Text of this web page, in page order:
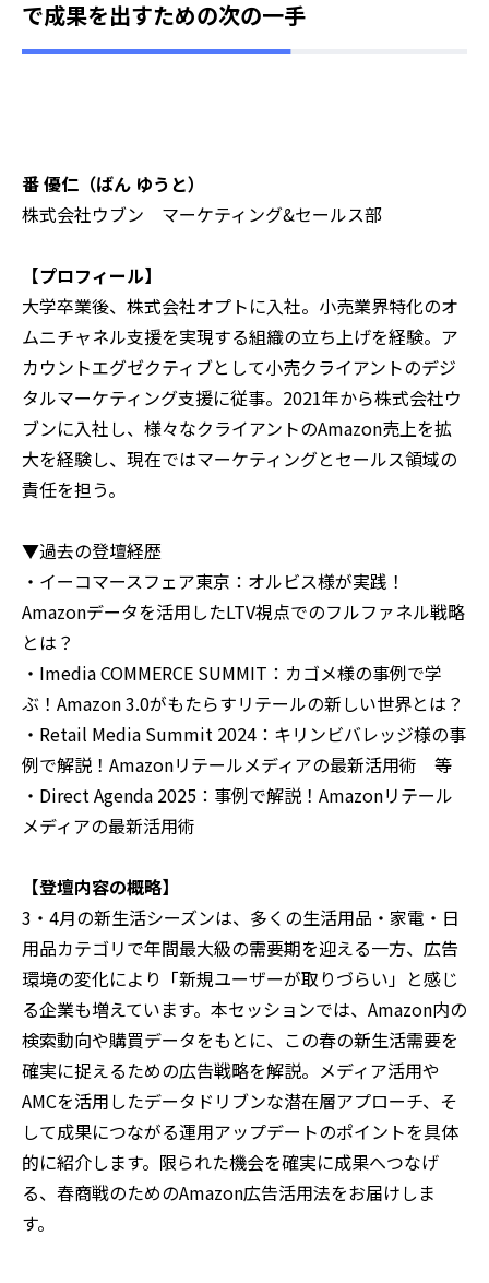
で成果を出すための次の一手
番 優仁（ばん ゆうと）
株式会社ウブン マーケティング&セールス部
【プロフィール】
大学卒業後、株式会社オプトに入社。小売業界特化のオ
ムニチャネル支援を実現する組織の立ち上げを経験。ア
カウントエグゼクティブとして小売クライアントのデジ
タルマーケティング支援に従事。2021年から株式会社ウ
ブンに入社し、様々なクライアントのAmazon売上を拡
大を経験し、現在ではマーケティングとセールス領域の
責任を担う。
▼過去の登壇経歴
・イーコマースフェア東京：オルビス様が実践！
Amazonデータを活用したLTV視点でのフルファネル戦略
とは？
・Imedia COMMERCE SUMMIT：カゴメ様の事例で学
ぶ！Amazon 3.0がもたらすリテールの新しい世界とは？
・Retail Media Summit 2024：キリンビバレッジ様の事
例で解説！Amazonリテールメディアの最新活用術 等
・Direct Agenda 2025：事例で解説！Amazonリテール
メディアの最新活用術
【登壇内容の概略】
3・4月の新生活シーズンは、多くの生活用品・家電・日
用品カテゴリで年間最大級の需要期を迎える一方、広告
環境の変化により「新規ユーザーが取りづらい」と感じ
る企業も増えています。本セッションでは、Amazon内の
検索動向や購買データをもとに、この春の新生活需要を
確実に捉えるための広告戦略を解説。メディア活用や
AMCを活用したデータドリブンな潜在層アプローチ、そ
して成果につながる運用アップデートのポイントを具体
的に紹介します。限られた機会を確実に成果へつなげ
る、春商戦のためのAmazon広告活用法をお届けしま
す。